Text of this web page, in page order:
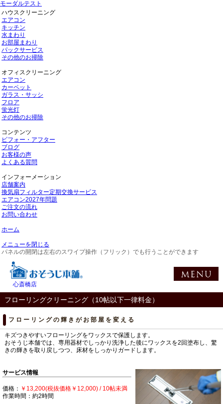
モーダルテスト
ハウスクリーニング
エアコン
キッチン
水まわり
お部屋まわり
パックサービス
その他のお掃除
オフィスクリーニング
エアコン
カーペット
ガラス・サッシ
フロア
蛍光灯
その他のお掃除
コンテンツ
ビフォー・アフター
ブログ
お客様の声
よくある質問
インフォーメーション
店舗案内
換気扇フィルター定期交換サービス
エアコン2027年問題
ご注文の流れ
お問い合わせ
ホーム
メニューを閉じる
パネルの開閉は左右のスワイプ操作（フリック）でも行うことができます
心斎橋店
フローリングクリーニング（10帖以下一律料金）
フローリングの輝きがお部屋を変える
キズつきやすいフローリングをワックスで保護します。
おそうじ本舗では、専用器材でしっかり洗浄した後にワックスを2回塗布し、驚
きの輝きを取り戻しつつ、床材をしっかりガードします。
サービス情報
価格： ￥13,200(税抜価格￥12,000) / 10帖未満
作業時間：約2時間